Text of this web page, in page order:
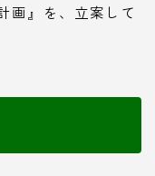
画』を、立案して